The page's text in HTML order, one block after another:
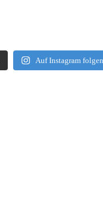
Auf Instagram folgen